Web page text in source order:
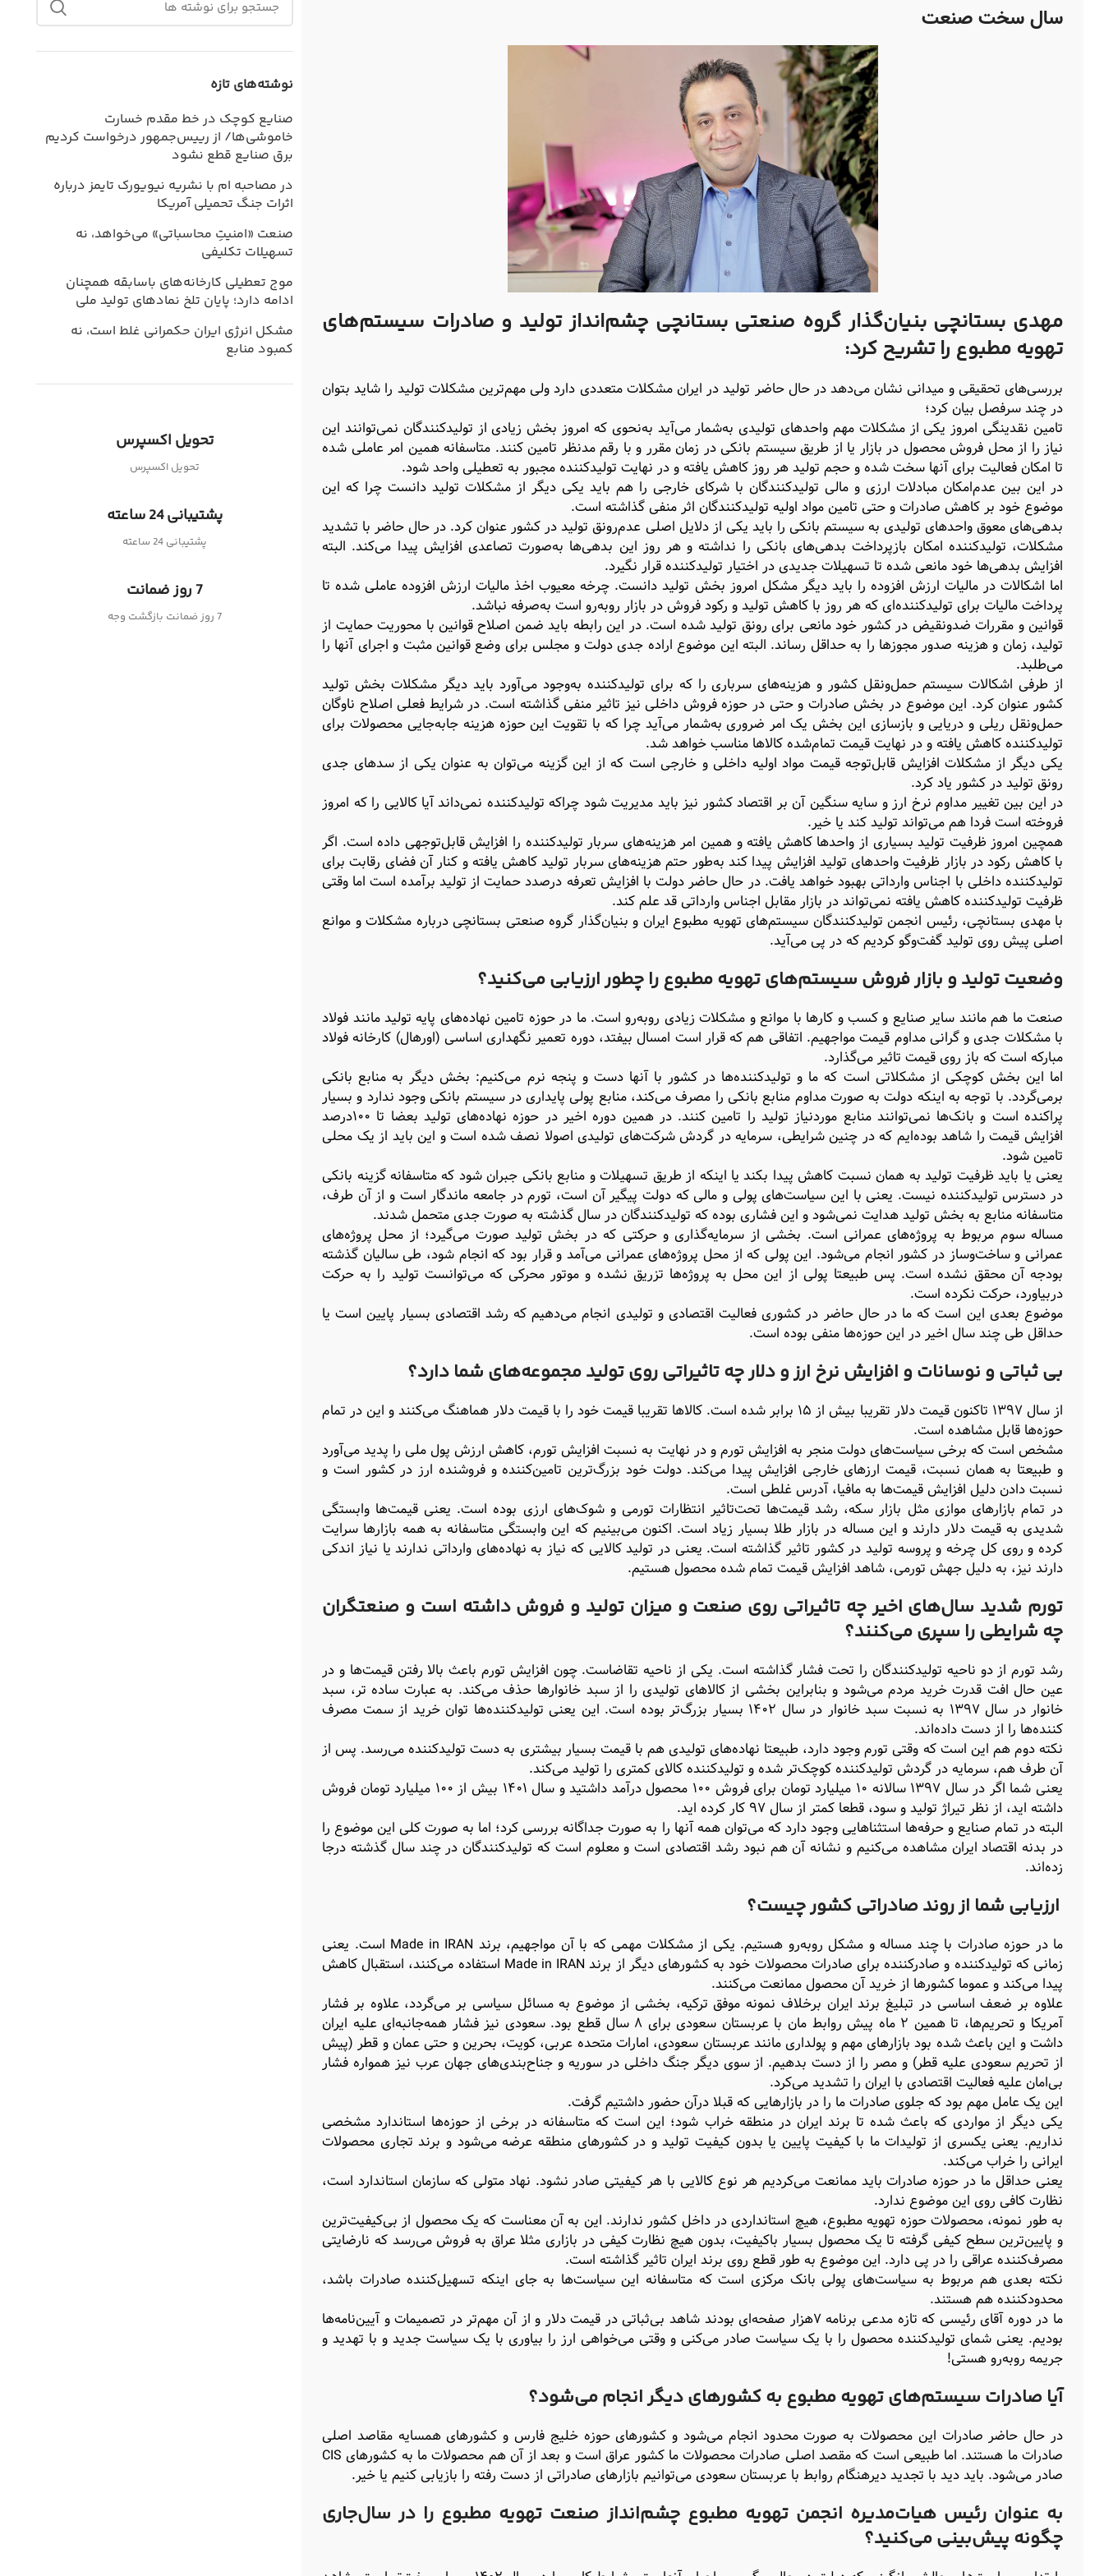
سال سخت صنعت
مهدی بستانچی بنیان‌گذارگروه صنعتی بستانچی چشم‏‏‌انداز تولید و صادرات سیستم‌های
تهویه مطبوع را تشریح کرد:
بررسی‌‌‌های تحقیقی و میدانی نشان می‌دهد در حال حاضر تولید در ایران مشکلات متعددی دارد ولی مهم‌ترین مشکلات تولید را شاید بتوان
در چند سرفصل بیان کرد؛
تامین نقدینگی امروز یکی از مشکلات مهم واحدهای تولیدی به‌‌‌شمار می‌‌‌آید به‌‌‌نحوی که امروز بخش زیادی از تولیدکنندگان نمی‌توانند این
نیاز را از محل فروش محصول در بازار یا از طریق سیستم بانکی در زمان مقرر و با رقم مدنظر تامین کنند. متاسفانه همین امر عاملی شده
تا امکان فعالیت برای آنها سخت شده و حجم تولید هر روز کاهش یافته و در نهایت تولیدکننده مجبور به تعطیلی واحد شود.
در این بین عدم‌امکان مبادلات ارزی و مالی تولیدکنندگان با شرکای خارجی را هم باید یکی دیگر از مشکلات تولید دانست چرا که این
موضوع خود بر کاهش صادرات و حتی تامین مواد اولیه تولیدکنندگان اثر منفی گذاشته است.
بدهی‌‌‌های معوق واحدهای تولیدی به سیستم بانکی را باید یکی از دلایل اصلی عدم‌رونق تولید در کشور عنوان کرد. در حال حاضر با تشدید
مشکلات، تولیدکننده امکان بازپرداخت بدهی‌‌‌های بانکی را نداشته و هر روز این بدهی‌‌‌ها به‌‌‌صورت تصاعدی افزایش پیدا می‌کند. البته
افزایش بدهی‌‌‌ها خود مانعی شده تا تسهیلات جدیدی در اختیار تولیدکننده قرار نگیرد.
اما اشکالات در مالیات ارزش افزوده را باید دیگر مشکل امروز بخش تولید دانست. چرخه معیوب اخذ مالیات ارزش افزوده عاملی شده تا
پرداخت مالیات برای تولیدکننده‌‌‌ای که هر روز با کاهش تولید و رکود فروش در بازار روبه‌‌‌رو است به‌‌‌صرفه نباشد.
قوانین و مقررات ضدونقیض در کشور خود مانعی برای رونق تولید شده است. در این رابطه باید ضمن اصلاح قوانین با محوریت حمایت از
تولید، زمان و هزینه صدور مجوزها را به حداقل رساند. البته این موضوع اراده جدی دولت و مجلس برای وضع قوانین مثبت و اجرای آنها را
می‌‌‌طلبد.
از طرفی اشکالات سیستم حمل‌‌‌ونقل کشور و هزینه‌‌‌های سرباری را که برای تولیدکننده به‌‌‌وجود می‌‌‌آورد باید دیگر مشکلات بخش تولید
کشور عنوان کرد. این موضوع در بخش صادرات و حتی در حوزه فروش داخلی نیز تاثیر منفی گذاشته است. در شرایط فعلی اصلاح ناوگان
حمل‌‌‌ونقل ریلی و دریایی و بازسازی این بخش یک امر ضروری به‌‌‌شمار می‌‌‌آید چرا که با تقویت این حوزه هزینه جابه‌‌‌جایی محصولات برای
تولیدکننده کاهش یافته و در نهایت قیمت تمام‌‌‌شده کالاها مناسب خواهد شد.
یکی دیگر از مشکلات افزایش قابل‌توجه قیمت مواد اولیه داخلی و خارجی است که از این گزینه می‌توان به عنوان یکی از سدهای جدی
رونق تولید در کشور یاد کرد.
در این بین تغییر مداوم نرخ ارز و سایه سنگین آن بر اقتصاد کشور نیز باید مدیریت شود چراکه تولیدکننده نمی‌‌‌داند آیا کالایی را که امروز
فروخته است فردا هم می‌تواند تولید کند یا خیر.
همچین امروز ظرفیت تولید بسیاری از واحدها کاهش یافته و همین امر هزینه‌‌‌های سربار تولیدکننده را افزایش قابل‌‌‌توجهی داده است. اگر
با کاهش رکود در بازار ظرفیت واحدهای تولید افزایش پیدا کند به‌‌‌طور حتم هزینه‌‌‌های سربار تولید کاهش یافته و کنار آن فضای رقابت برای
تولیدکننده داخلی با اجناس وارداتی بهبود خواهد یافت. در حال حاضر دولت با افزایش تعرفه درصدد حمایت از تولید برآمده است اما وقتی
ظرفیت تولیدکننده کاهش یافته نمی‌تواند در بازار مقابل اجناس وارداتی قد علم کند.
با مهدی بستانچی، رئیس انجمن تولیدکنندگان سیستم‌های تهویه مطبوع ایران و بنیان‌گذار گروه صنعتی بستانچی درباره مشکلات و موانع
اصلی پیش روی تولید گفت‌وگو کردیم که در پی می‌آید.
وضعیت تولید و بازار فروش سیستم‌های تهویه مطبوع را چطور ارزیابی می‌کنید؟
صنعت ما هم مانند سایر صنایع و کسب و کارها با موانع و مشکلات زیادی روبه‌رو است. ما در حوزه تامین نهاده‌های پایه تولید مانند فولاد
با مشکلات جدی و گرانی مداوم قیمت مواجهیم. اتفاقی هم که قرار است امسال بیفتد، دوره تعمیر نگهداری اساسی (اورهال) کارخانه فولاد
مبارکه است که باز روی قیمت تاثیر می‌گذارد.
اما این بخش کوچکی از مشکلاتی است که ما و تولیدکننده‌ها در کشور با آنها دست و پنجه نرم می‌کنیم: بخش دیگر به منابع بانکی
برمی‌گردد. با توجه به اینکه دولت به صورت مداوم منابع بانکی را مصرف می‌کند، منابع پولی پایداری در سیستم بانکی وجود ندارد و بسیار
پراکنده است و بانک‌ها نمی‌توانند منابع موردنیاز تولید را تامین کنند. در همین دوره اخیر در حوزه نهاده‌های تولید بعضا تا ۱۰۰‌درصد
افزایش قیمت را شاهد بوده‌ایم که در چنین شرایطی، سرمایه در گردش شرکت‌های تولیدی اصولا نصف شده است و این باید از یک محلی
تامین شود.
یعنی یا باید ظرفیت تولید به همان نسبت کاهش پیدا بکند یا اینکه از طریق تسهیلات و منابع بانکی جبران شود که متاسفانه گزینه بانکی
در دسترس تولیدکننده نیست. یعنی با این سیاست‌های پولی و مالی که دولت پیگیر آن است، تورم در جامعه ماندگار است و از آن طرف،
متاسفانه منابع به بخش تولید هدایت نمی‌شود و این فشاری بوده که تولیدکنندگان در سال گذشته به صورت جدی متحمل شدند.
مساله سوم مربوط به پروژه‌های عمرانی است. بخشی از سرمایه‌گذاری و حرکتی که در بخش تولید صورت می‌گیرد؛ از محل پروژه‌های
عمرانی و ساخت‌وساز در کشور انجام می‌شود. این پولی که از محل پروژه‌های عمرانی می‌آمد و قرار بود که انجام شود، طی سالیان گذشته
بودجه آن محقق نشده است. پس طبیعتا پولی از این محل به پروژه‌ها تزریق نشده و موتور محرکی که می‌توانست تولید را به حرکت
دربیاورد، حرکت نکرده است.
موضوع بعدی این است که ما در حال حاضر در کشوری فعالیت اقتصادی و تولیدی انجام می‌دهیم که رشد اقتصادی بسیار پایین است یا
حداقل طی چند سال اخیر در این حوزه‌ها منفی بوده است.
بی ثباتی و نوسانات و افزایش نرخ ارز و دلار چه تاثیراتی روی تولید مجموعه‌‌‌های شما دارد؟
از سال ۱۳۹۷ تاکنون قیمت دلار تقریبا بیش از ۱۵ برابر شده است. کالاها تقریبا قیمت خود را با قیمت دلار هماهنگ می‌کنند و این در تمام
حوزه‌ها قابل مشاهده است.
مشخص است که برخی سیاست‌های دولت منجر به افزایش تورم و در نهایت به نسبت افزایش تورم، کاهش ارزش پول ملی را پدید می‌آورد
و طبیعتا به همان نسبت، قیمت ارزهای خارجی افزایش پیدا می‌کند. دولت خود بزرگ‌ترین تامین‌کننده و فروشنده ارز در کشور است و
نسبت دادن دلیل افزایش قیمت‌ها به مافیا، آدرس غلطی است.
در تمام بازارهای موازی مثل بازار سکه، رشد قیمت‌ها تحت‌تاثیر انتظارات تورمی و شوک‌های ارزی بوده است. یعنی قیمت‌ها وابستگی
شدیدی به قیمت دلار دارند و این مساله در بازار طلا بسیار زیاد است. اکنون می‌بینیم که این وابستگی متاسفانه به همه بازارها سرایت
کرده و روی کل چرخه و پروسه تولید در کشور تاثیر گذاشته است. یعنی در تولید کالایی که نیاز به نهاده‌های وارداتی ندارند یا نیاز اندکی
دارند نیز، به دلیل جهش تورمی، شاهد افزایش قیمت تمام شده محصول هستیم.
تورم شدید سال‌های اخیر چه تاثیراتی روی صنعت و میزان تولید و فروش داشته است و صنعتگران
چه شرایطی را سپری می‌کنند؟
رشد تورم از دو ناحیه تولیدکنندگان را تحت فشار گذاشته است. یکی از ناحیه تقاضاست. چون افزایش تورم باعث بالا رفتن قیمت‌ها و در
عین حال افت قدرت خرید مردم می‌شود و بنابراین بخشی از کالاهای تولیدی را از سبد خانوارها حذف می‌کند. به عبارت ساده تر، سبد
خانوار در سال ۱۳۹۷ به نسبت سبد خانوار در سال ۱۴۰۲ بسیار بزرگ‌تر بوده است. این یعنی تولیدکننده‌ها توان خرید از سمت مصرف
کننده‌ها را از دست داده‌اند.
نکته دوم هم این است که وقتی تورم وجود دارد، طبیعتا نهاده‌های تولیدی هم با قیمت بسیار بیشتری به دست تولیدکننده می‌رسد. پس از
آن طرف هم، سرمایه در گردش تولیدکننده کوچک‌تر شده و تولیدکننده کالای کمتری را تولید می‌کند.
یعنی شما اگر در سال ۱۳۹۷ سالانه ۱۰ میلیارد تومان برای فروش ۱۰۰ محصول درآمد داشتید و سال ۱۴۰۱ بیش از ۱۰۰ میلیارد تومان فروش
داشته اید، از نظر تیراژ تولید و سود، قطعا کمتر از سال ۹۷ کار کرده اید.
البته در تمام صنایع و حرفه‌ها استثناهایی وجود دارد که می‌توان همه آنها را به صورت جداگانه بررسی کرد؛ اما به صورت کلی این موضوع را
در بدنه اقتصاد ایران مشاهده می‌کنیم و نشانه آن هم نبود رشد اقتصادی است و معلوم است که تولیدکنندگان در چند سال گذشته درجا
زده‌اند.
ارزیابی شما از روند صادراتی کشور چیست؟
ما در حوزه صادرات با چند مساله و مشکل روبه‌رو هستیم. یکی از مشکلات مهمی که با آن مواجهیم، برند Made in IRAN است. یعنی
زمانی که تولیدکننده و صادرکننده برای صادرات محصولات خود به کشورهای دیگر از برند Made in IRAN استفاده می‌کنند، استقبال کاهش
پیدا می‌کند و عموما کشورها از خرید آن محصول ممانعت می‌کنند.
علاوه بر ضعف اساسی در تبلیغ برند ایران برخلاف نمونه موفق ترکیه، بخشی از موضوع به مسائل سیاسی بر می‌گردد، علاوه بر فشار
آمریکا و تحریم‌ها، تا همین ۲ ماه پیش روابط مان با عربستان سعودی برای ۸ سال قطع بود. سعودی نیز فشار همه‌جانبه‌ای علیه ایران
داشت و این باعث شده بود بازارهای مهم و پولداری مانند عربستان سعودی، امارات متحده عربی، کویت، بحرین و حتی عمان و قطر (پیش
از تحریم سعودی علیه قطر) و مصر را از دست بدهیم. از سوی دیگر جنگ داخلی در سوریه و جناح‌بندی‌های جهان عرب نیز همواره فشار
بی‌امان علیه فعالیت اقتصادی با ایران را تشدید می‌کرد.
این یک عامل مهم بود که جلوی صادرات ما را در بازارهایی که قبلا درآن حضور داشتیم گرفت.
یکی دیگر از مواردی که باعث شده تا برند ایران در منطقه خراب شود؛ این است که متاسفانه در برخی از حوزه‌ها استاندارد مشخصی
نداریم. یعنی یکسری از تولیدات ما با کیفیت پایین یا بدون کیفیت تولید و در کشورهای منطقه عرضه می‌شود و برند تجاری محصولات
ایرانی را خراب می‌کند.
یعنی حداقل ما در حوزه صادرات باید ممانعت می‌کردیم هر نوع کالایی با هر کیفیتی صادر نشود. نهاد متولی که سازمان استاندارد است،
نظارت کافی روی این موضوع ندارد.
به طور نمونه، محصولات حوزه تهویه مطبوع، هیچ استانداردی در داخل کشور ندارند. این به آن معناست که یک محصول از بی‌کیفیت‌ترین
و پایین‌ترین سطح کیفی گرفته تا یک محصول بسیار باکیفیت، بدون هیچ نظارت کیفی در بازاری مثلا عراق به فروش می‌رسد که نارضایتی
مصرف‌کننده عراقی را در پی دارد. این موضوع به طور قطع روی برند ایران تاثیر گذاشته است.
نکته بعدی هم مربوط به سیاست‌های پولی بانک مرکزی است که متاسفانه این سیاست‌ها به جای اینکه تسهیل‌کننده صادرات باشد،
محدودکننده هم هستند.
ما در دوره آقای رئیسی که تازه مدعی برنامه ۷هزار صفحه‌ای بودند شاهد بی‌ثباتی در قیمت دلار و از آن مهم‌تر در تصمیمات و آیین‌نامه‌ها
بودیم. یعنی شمای تولیدکننده محصول را با یک سیاست صادر می‌کنی و وقتی می‌خواهی ارز را بیاوری با یک سیاست جدید و با تهدید و
جریمه روبه‌رو هستی!
آیا صادرات سیستم‌های تهویه مطبوع به کشورهای دیگر انجام می‌شود؟
در حال حاضر صادرات این محصولات به صورت محدود انجام می‌شود و کشورهای حوزه خلیج فارس و کشورهای همسایه مقاصد اصلی
صادرات ما هستند. اما طبیعی است که مقصد اصلی صادرات محصولات ما کشور عراق است و بعد از آن هم محصولات ما به کشورهای CIS
صادر می‌شود. باید دید با تجدید دیرهنگام روابط با عربستان سعودی می‌توانیم بازارهای صادراتی از دست رفته را بازیابی کنیم یا خیر.
به عنوان رئیس هیات‌مدیره انجمن تهویه مطبوع چشم‌انداز صنعت تهویه مطبوع را در سال‌جاری
چگونه پیش‌بینی می‌کنید؟
نوشته‌های تازه
صنایع کوچک در خط مقدم خسارت
خاموشی‌ها/ از رییس‌جمهور درخواست کردیم
برق صنایع قطع نشود
در مصاحبه ام با نشریه نیویورک تایمز درباره
اثرات جنگ تحمیلی آمریکا
صنعت «امنیتِ محاسباتی» می‌خواهد، نه
تسهیلات تکلیفی
موج تعطیلی کارخانه‌های باسابقه همچنان
ادامه دارد؛ پایان تلخ نمادهای تولید ملی
مشکل انرژی ایران حکمرانی غلط است، نه
کمبود منابع
تحویل اکسپرس
تحویل اکسپرس
پشتیبانی 24 ساعته
پشتیبانی 24 ساعته
7 روز ضمانت
7 روز ضمانت بازگشت وجه